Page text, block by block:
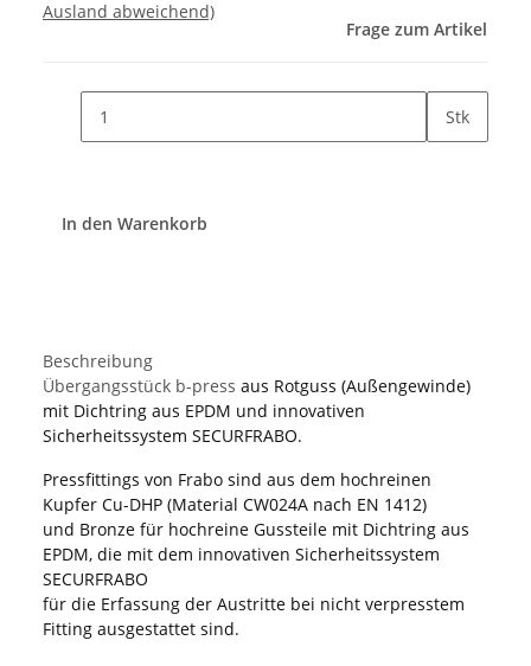
Ausland abweichend)
Frage zum Artikel
Stk
In den Warenkorb
Beschreibung
Übergangsstück b-press aus Rotguss (Außengewinde)
mit Dichtring aus EPDM und innovativen
Sicherheitssystem SECURFRABO.
Pressfittings von Frabo sind aus dem hochreinen
Kupfer Cu-DHP (Material CW024A nach EN 1412)
und Bronze für hochreine Gussteile mit Dichtring aus
EPDM, die mit dem innovativen Sicherheitssystem
SECURFRABO
für die Erfassung der Austritte bei nicht verpresstem
Fitting ausgestattet sind.